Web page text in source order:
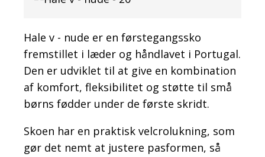
Hale v - nude er en førstegangssko
fremstillet i læder og håndlavet i Portugal.
Den er udviklet til at give en kombination
af komfort, fleksibilitet og støtte til små
børns fødder under de første skridt.
Skoen har en praktisk velcrolukning, som
gør det nemt at justere pasformen, så